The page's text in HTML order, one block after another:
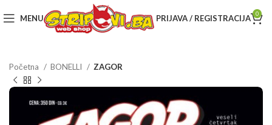
MENU PRIJAVA / REGISTRACIJA 0
Početna BONELLI ZAGOR